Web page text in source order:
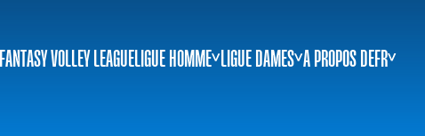
FANTASY VOLLEY LEAGUE LIGUE HOMME LIGUE DAMES A PROPOS DEFR